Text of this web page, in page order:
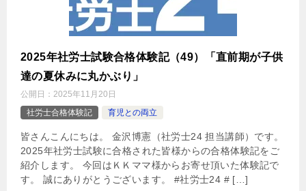
2025年社労士試験合格体験記（49）「直前期が子供
達の夏休みに丸かぶり」
公開日： 2025年11月20日
社労士合格体験記
育児との両立
皆さんこんにちは。 金沢博憲（社労士24 担当講師）です。
2025年社労士試験に合格された皆様からの合格体験記をご
紹介します。 今回はＫＫママ様からお寄せ頂いた体験記で
す。 誠にありがとうございます。 #社労士24 # […]